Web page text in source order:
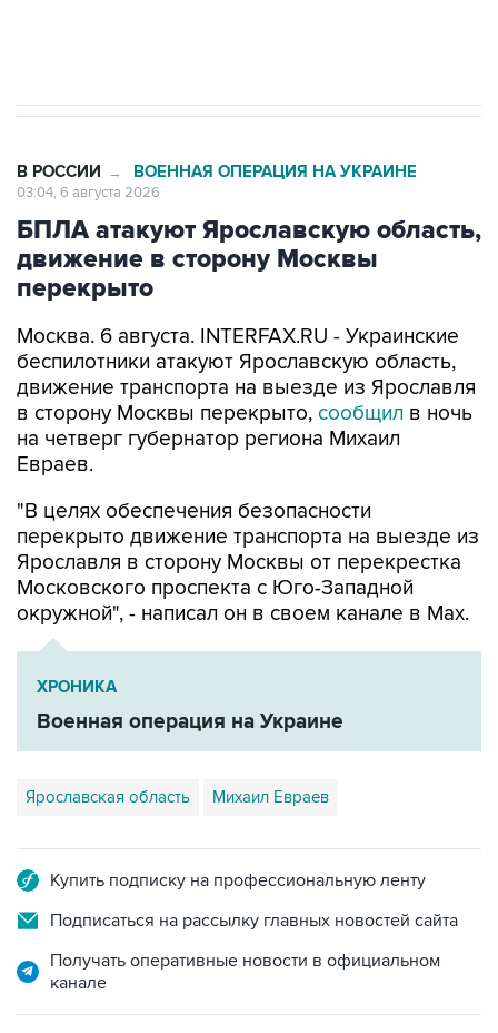
В РОССИИ → ВОЕННАЯ ОПЕРАЦИЯ НА УКРАИНЕ
03:04, 6 августа 2026
БПЛА атакуют Ярославскую область,
движение в сторону Москвы
перекрыто
Москва. 6 августа. INTERFAX.RU - Украинские
беспилотники атакуют Ярославскую область,
движение транспорта на выезде из Ярославля
в сторону Москвы перекрыто, сообщил в ночь
на четверг губернатор региона Михаил
Евраев.
"В целях обеспечения безопасности
перекрыто движение транспорта на выезде из
Ярославля в сторону Москвы от перекрестка
Московского проспекта с Юго-Западной
окружной", - написал он в своем канале в Мах.
ХРОНИКА
Военная операция на Украине
Ярославская область Михаил Евраев
Купить подписку на профессиональную ленту
Подписаться на рассылку главных новостей сайта
Получать оперативные новости в официальном
канале